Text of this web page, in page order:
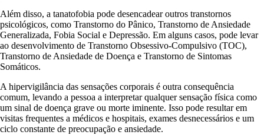
Além disso, a tanatofobia pode desencadear outros transtornos
psicológicos, como Transtorno do Pânico, Transtorno de Ansiedade
Generalizada, Fobia Social e Depressão. Em alguns casos, pode levar
ao desenvolvimento de Transtorno Obsessivo-Compulsivo (TOC),
Transtorno de Ansiedade de Doença e Transtorno de Sintomas
Somáticos.
A hipervigilância das sensações corporais é outra consequência
comum, levando a pessoa a interpretar qualquer sensação física como
um sinal de doença grave ou morte iminente. Isso pode resultar em
visitas frequentes a médicos e hospitais, exames desnecessários e um
ciclo constante de preocupação e ansiedade.